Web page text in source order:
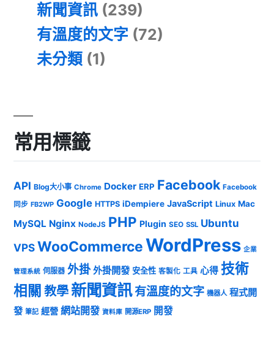
新聞資訊 (239)
有溫度的文字 (72)
未分類 (1)
常用標籤
API Blog大小事 Chrome Docker ERP Facebook Facebook
同步 FB2WP Google HTTPS iDempiere JavaScript Linux Mac
MySQL Nginx NodeJS PHP Plugin SEO SSL Ubuntu
VPSWooCommerceWordPress 企業
管理系統 伺服器 外掛 外掛開發 安全性 客製化 工具 心得 技術
相關 教學 新聞資訊有溫度的文字 機器人 程式開
發 筆記 經營 網站開發 資料庫 開源ERP 開發